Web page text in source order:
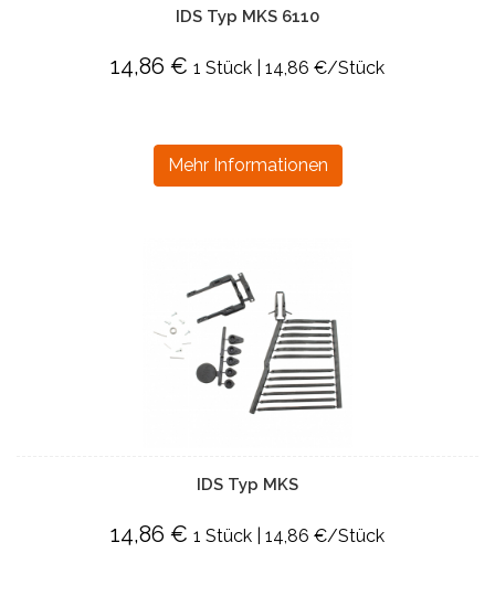
IDS Typ MKS 6110
14,86 € 1 Stück | 14,86 €/Stück
Mehr Informationen
IDS Typ MKS
14,86 € 1 Stück | 14,86 €/Stück